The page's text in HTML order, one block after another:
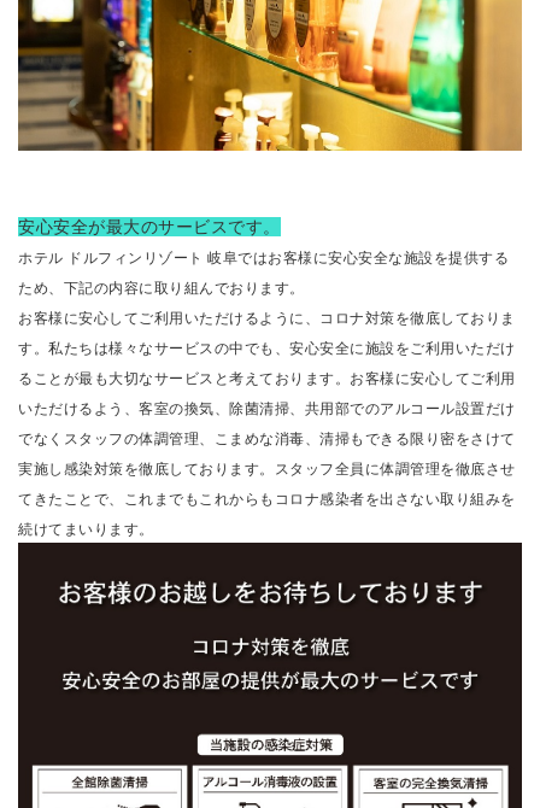
安心安全が最大のサービスです。
ホテル ドルフィンリゾート 岐阜ではお客様に安心安全な施設を提供する
ため、下記の内容に取り組んでおります。
お客様に安心してご利用いただけるように、コロナ対策を徹底しておりま
す。私たちは様々なサービスの中でも、安心安全に施設をご利用いただけ
ることが最も大切なサービスと考えております。お客様に安心してご利用
いただけるよう、客室の換気、除菌清掃、共用部でのアルコール設置だけ
でなくスタッフの体調管理、こまめな消毒、清掃もできる限り密をさけて
実施し感染対策を徹底しております。
スタッフ全員に体調管理を徹底させ
てきたことで、これまでもこれからもコロナ感染者を出さない取り組みを
続けてまいります。